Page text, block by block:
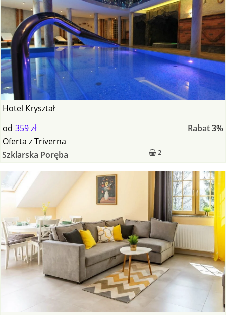
Hotel Kryształ
od 359 zł Rabat3%
2
Oferta zTriverna
Szklarska Poręba